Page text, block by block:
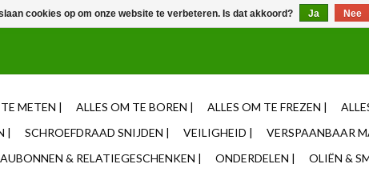
METEN | ALLES OM TE BOREN | ALLES OM TE FREZEN |
|
SCHROEFDRAAD SNIJDEN | VEILIGHEID | VERSPAANBAAR
& RELATIEGESCHENKEN | ONDERDELEN | OLIËN &
cookies op om onze website te verbeteren. Is dat akkoord? Ja Nee
voor 12u besteld, zelfde dag verzonden ✓ Eigen